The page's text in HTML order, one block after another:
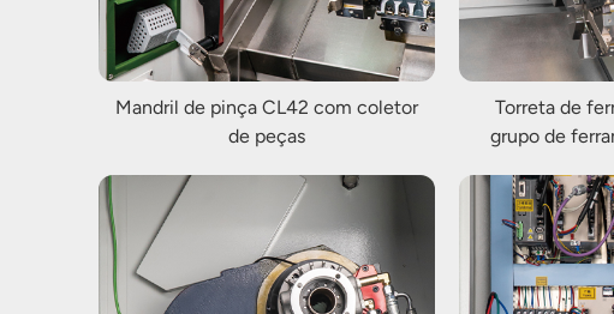
Mandril de pinça CL42 com coletor
de peças
Torreta de
grupo de